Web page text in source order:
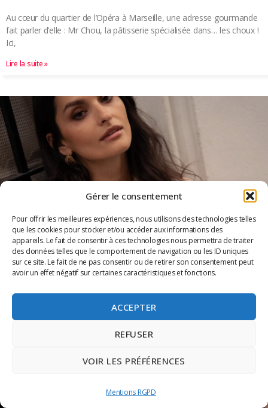
Gérer le consentement
Pour offrir les meilleures expériences, nous utilisons des technologies telles
que les cookies pour stocker et/ou accéder aux informations des
appareils. Le fait de consentir à ces technologies nous permettra de traiter
des données telles que le comportement de navigation ou les ID uniques
sur ce site. Le fait de ne pas consentir ou de retirer son consentement peut
avoir un effet négatif sur certaines caractéristiques et fonctions.
ACCEPTER
REFUSER
VOIR LES PRÉFÉRENCES
Mentions RGPD
Au cœur du quartier de l’Opéra à Marseille, une adresse gourmande
fait parler d’elle : Mr Chou, la pâtisserie spécialisée dans… les choux !
Ici,
Lire la suite »